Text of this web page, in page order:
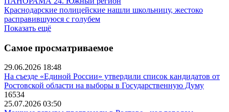
Краснодарские полицейские нашли школьницу, жестоко
расправившуюся с голубем
Показать ещё
Самое просматриваемое
29.06.2026 18:48
На съезде «Единой России» утвердили список кандидатов от
Ростовской области на выборы в Государственную Думу
16534
25.07.2026 03:50